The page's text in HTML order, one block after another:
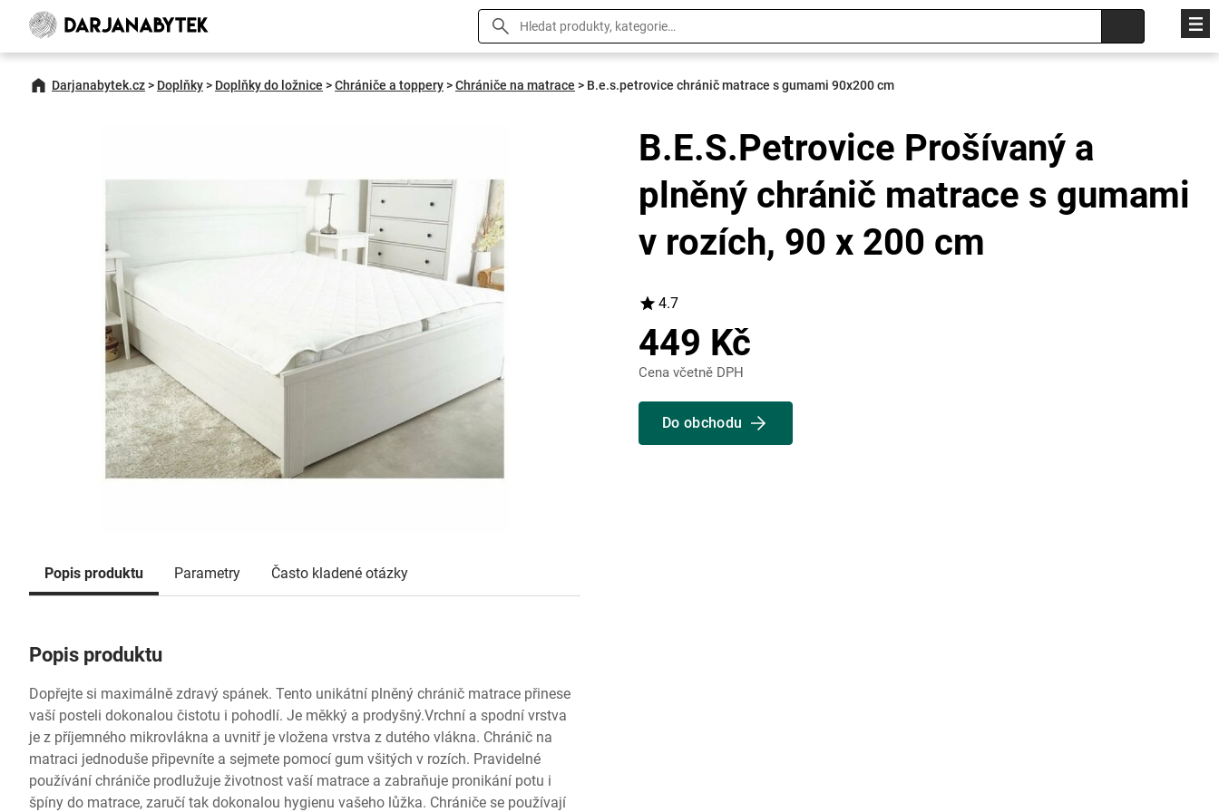
Darjanabytek.cz> Doplňky> Doplňky do ložnice >Chrániče a toppery>Chrániče na matrace > B.e.s.petrovice chránič matrace s gumami 90x200 cm
Popis produktu Parametry Často kladené otázky
Popis produktu
Dopřejte si maximálně zdravý spánek. Tento unikátní plněný chránič matrace přinese
vaší posteli dokonalou čistotu i pohodlí. Je měkký a prodyšný.Vrchní a spodní vrstva
je z příjemného mikrovlákna a uvnitř je vložena vrstva z dutého vlákna. Chránič na
matraci jednoduše připevníte a sejmete pomocí gum všitých v rozích. Pravidelné
používání chrániče prodlužuje životnost vaší matrace a zabraňuje pronikání potu i
špíny do matrace, zaručí tak dokonalou hygienu vašeho lůžka. Chrániče se používají
B.E.S.Petrovice Prošívaný a
plněný chránič matrace s gumami
v rozích, 90 x 200 cm
4.7
449 Kč
Cena včetně DPH
Do obchodu